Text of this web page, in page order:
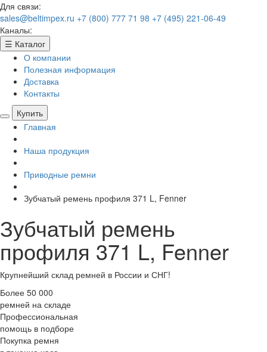
Для связи:
sales@beltimpex.ru +7 (800) 777 71 98 +7 (495) 221-06-49
Каналы:
☰ Каталог
О компании
Полезная информация
Доставка
Контакты
Купить
Главная
Наша продукция
Приводные ремни
Зубчатый ремень профиля 371 L, Fenner
Зубчатый ремень
профиля 371 L, Fenner
Крупнейший склад ремней в России и СНГ!
Более 50 000
ремней на складе
Профессиональная
помощь в подборе
Покупка ремня